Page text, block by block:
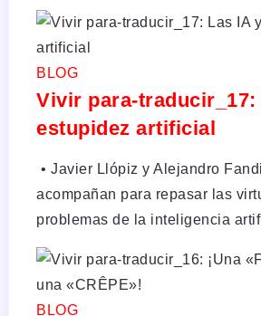
BLOG
Vivir para-traducir_17:
estupidez artificial
•⁠ Javier Llópiz y Alejandro
acompañan para repasar las
problemas de la inteligencia
BLOG